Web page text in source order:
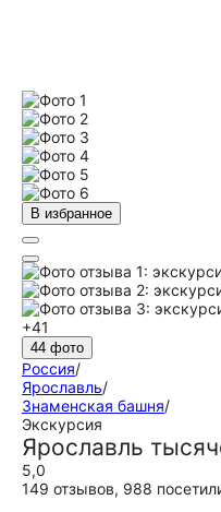
В избранное
+41
44 фото
Россия/
Ярославль/
Знаменская башня/
Экскурсия
Ярославль
5,0
149 отзывов, 988